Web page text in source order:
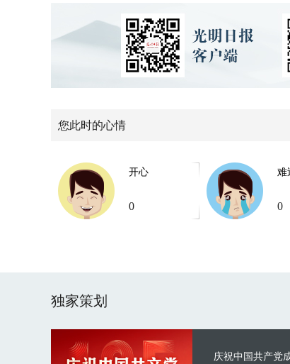
您此时的心情
开心
0
难
0
独家策划
庆祝中国共产党